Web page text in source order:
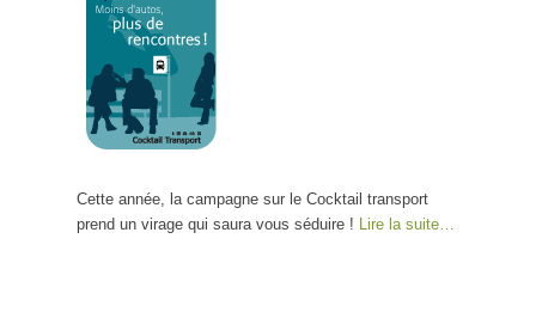
Cette année, la campagne sur le Cocktail transport
prend un virage qui saura vous séduire ! Lire la suite…